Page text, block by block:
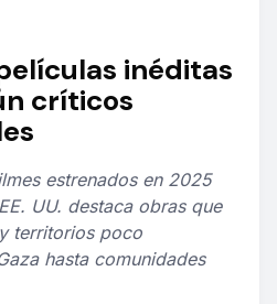
inéditas
críticos
estrenados en 2025
UU. destaca obras que
territorios poco
hasta comunidades